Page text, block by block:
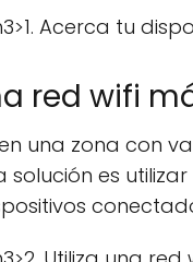
Acerca tu
red wifi
una zona con
solución es